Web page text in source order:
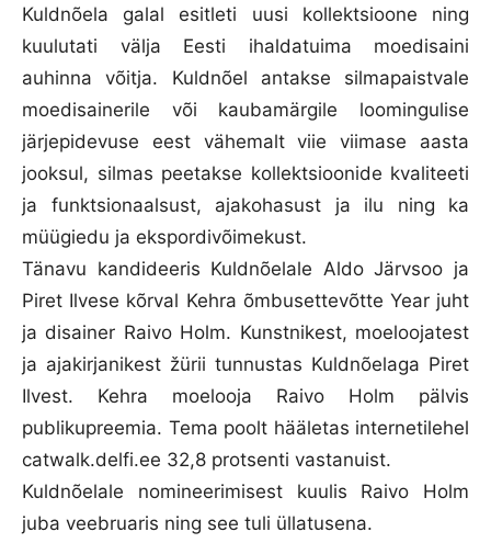
Kuldnõela galal esitleti uusi kollektsioone ning
kuulutati välja Eesti ihaldatuima moedisaini
auhinna võitja. Kuldnõel antakse silmapaistvale
moedisainerile või kaubamärgile loomingulise
järjepidevuse eest vähemalt viie viimase aasta
jooksul, silmas peetakse kollektsioonide kvaliteeti
ja funktsionaalsust, ajakohasust ja ilu ning ka
müügiedu ja ekspordivõimekust.
Tänavu kandideeris Kuldnõelale Aldo Järvsoo ja
Piret Ilvese kõrval Kehra õmbusettevõtte Year juht
ja disainer Raivo Holm. Kunstnikest, moeloojatest
ja ajakirjanikest žürii tunnustas Kuldnõelaga Piret
Ilvest. Kehra moelooja Raivo Holm pälvis
publikupreemia. Tema poolt hääletas internetilehel
catwalk.delfi.ee 32,8 protsenti vastanuist.
Kuldnõelale nomineerimisest kuulis Raivo Holm
juba veebruaris ning see tuli üllatusena.